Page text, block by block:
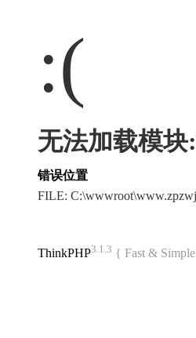
:(
无法加载模块
错误位置
FILE:
ThinkPHP3.1.3 { Fast &